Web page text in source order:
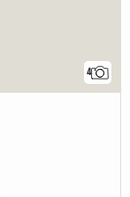
4